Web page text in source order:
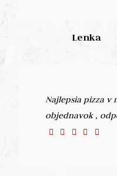
Lenka
Najlepsia pizza v
objednavok ,